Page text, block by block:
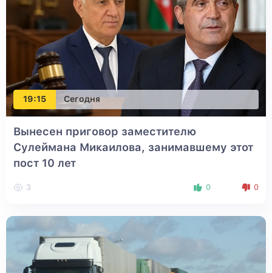
19:15 Сегодня
Вынесен приговор заместителю
Сулеймана Микаилова, занимавшему этот
пост 10 лет
3 0 0